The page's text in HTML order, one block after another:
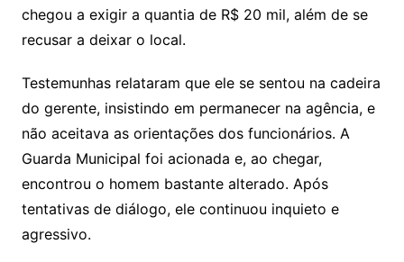
chegou a exigir a quantia de R$ 20 mil, além de se
recusar a deixar o local.
Testemunhas relataram que ele se sentou na cadeira
do gerente, insistindo em permanecer na agência, e
não aceitava as orientações dos funcionários. A
Guarda Municipal foi acionada e, ao chegar,
encontrou o homem bastante alterado. Após
tentativas de diálogo, ele continuou inquieto e
agressivo.